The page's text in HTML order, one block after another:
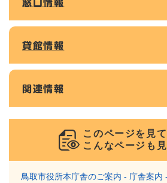
窓口情報
貸館情報
関連情報
このページを見
こんなページも
鳥取市役所本庁舎のご案内 - 庁舎案内